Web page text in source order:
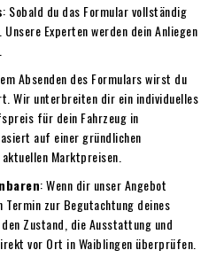
: Sobald du das Formular vollständig
Experten werden dein Anliegen
Absenden des Formulars wirst du
Wir unterbreiten dir ein individuelles
für dein Fahrzeug in
auf einer gründlichen
Marktpreisen.
: Wenn dir unser Angebot
Termin zur Begutachtung deines
Zustand, die Ausstattung und
vor Ort in Waiblingen überprüfen.